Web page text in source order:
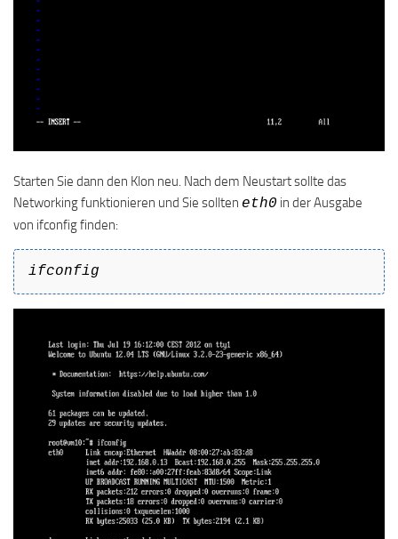
Starten Sie dann den Klon neu. Nach dem Neustart sollte das
Networking funktionieren und Sie sollten eth0 in der Ausgabe
von ifconfig finden:
ifconfig